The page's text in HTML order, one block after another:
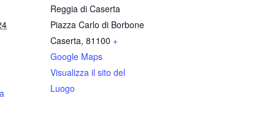
Reggia di Caserta
Piazza Carlo di Borbone
Caserta, 81100 +
Google Maps
Visualizza il sito del
Luogo